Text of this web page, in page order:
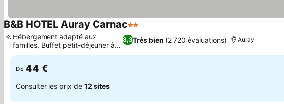
B&B HOTEL Auray Carnac2 Étoiles
8,3Très bien (2 720 évaluations)
Hébergement adapté aux
familles, Buffet petit-déjeuner à
volonté
Auray
De 44 €
Consulter les prix de 12 sites